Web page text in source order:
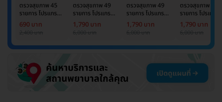
ตรวจสุขภาพ 45
รายการ โปรแกรม
Basic Lab
690 บาท
ตรวจสุขภาพ 49
รายการ โปรแกรม
Basic Lab +
Cancer Marker
1,790 บาท
ตรวจสุขภาพ 49
รายการ โปรแกรม
Basic Lab +
Cancer Marker
1,790 บาท
ตรวจสุขภาพ 49
รายการ โปรแกรม
Basic Lab +
Cancer
1,790 บาท